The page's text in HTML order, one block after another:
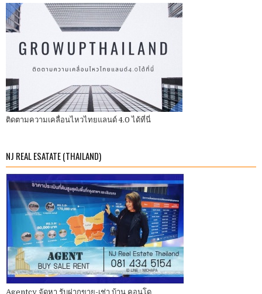
ติดตามความเคลื่อนไหวไทยแลนด์ 4.0 ได้ที่นี่
NJ REAL ESATATE (THAILAND)
Agentcy จัดหา รับฝากขาย-เช่า บ้าน คอนโด